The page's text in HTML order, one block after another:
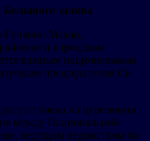
Большого залива
Гонконг-Макао,
и городским
важным национальным
председателем Си
на церемонии
между Национальной
ведущим ведомством по